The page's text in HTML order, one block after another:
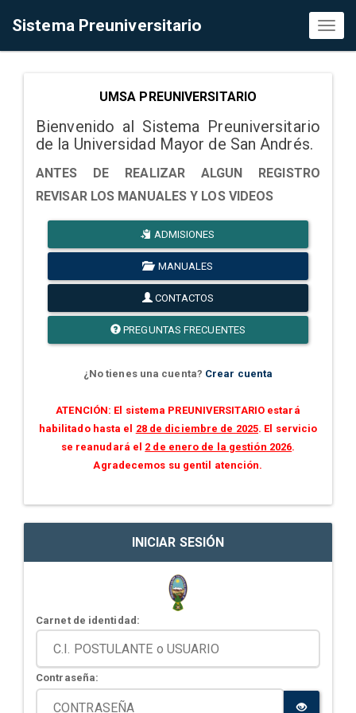
Sistema Preuniversitario
UMSA PREUNIVERSITARIO
Bienvenido al Sistema Preuniversitario
de la Universidad Mayor de San Andrés.
ANTES DE REALIZAR ALGUN REGISTRO
REVISAR LOS MANUALES Y LOS VIDEOS
ADMISIONES
MANUALES
CONTACTOS
PREGUNTAS FRECUENTES
¿No tienes una cuenta? Crear cuenta
ATENCIÓN: El sistema PREUNIVERSITARIO estará
habilitado hasta el 28 de diciembre de 2025. El servicio
se reanudará el 2 de enero de la gestión 2026.
Agradecemos su gentil atención.
INICIAR SESIÓN
Carnet de identidad:
Contraseña: